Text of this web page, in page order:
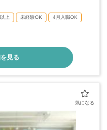
上 未経験OK 4月入職OK
見る